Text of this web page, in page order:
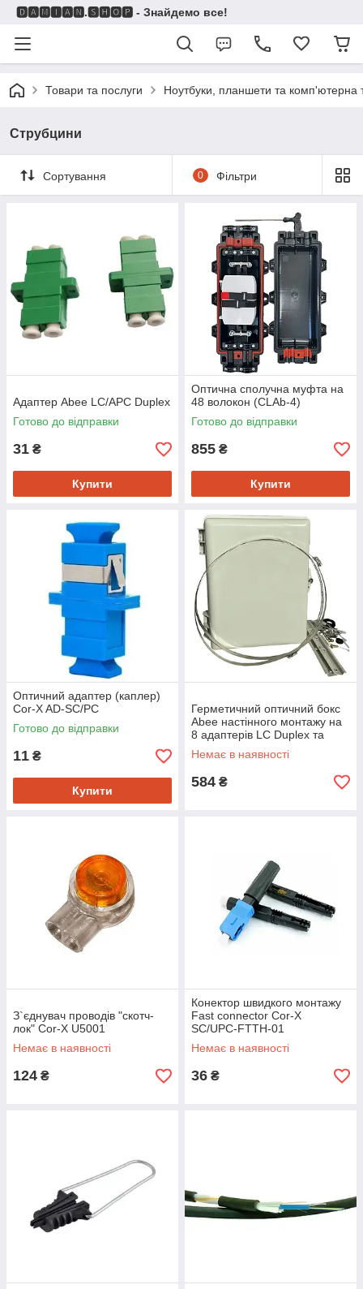
🅳🅰🅼🅸🅰🅽.🆂🅷🅾🅿 - Знайдемо все!
Товари та послуги Ноутбуки, планшети та комп'ютерна
Струбцини
Сортування 0 Фільтри
Адаптер Abee LC/APC Duplex
Готово до відправки
31 ₴
Купити
Оптична сполучна муфта на
48 волокон (CLAb-4)
Готово до відправки
855 ₴
Купити
Оптичний адаптер (каплер)
Cor-X AD-SC/PC
Готово до відправки
11 ₴
Купити
Герметичний оптичний бокс
Abee настінного монтажу на
8 адаптерів LC Duplex та
сплайс-касетою на 24
волокна
Немає в наявності
584 ₴
З`єднувач проводів "скотч-
лок" Cor-X U5001
Немає в наявності
124 ₴
Конектор швидкого монтажу
Fast connector Cor-X
SC/UPC-FTTH-01
Немає в наявності
36 ₴